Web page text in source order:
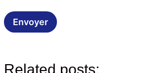
Related posts: